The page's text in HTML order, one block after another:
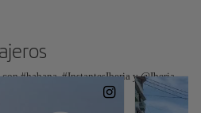
#habana, #InstantesIberia y @Iberia